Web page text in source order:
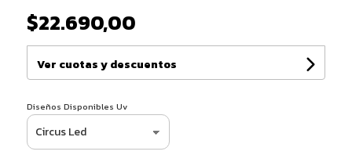
$22.690,00
Ver cuotas y descuentos
Diseños Disponibles Uv